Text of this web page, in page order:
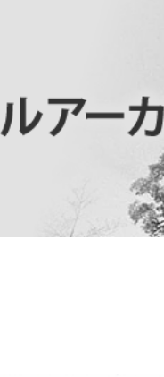
防災
福祉
環境
デジタル推進課